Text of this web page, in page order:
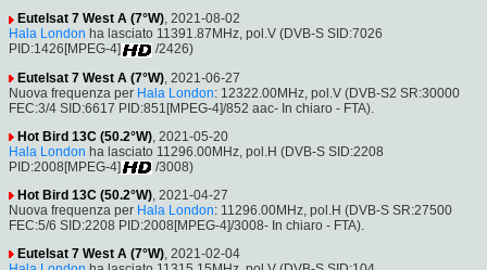
Eutelsat 7 West A (7°W), 2021-08-02
Hala London ha lasciato 11391.87MHz, pol.V (DVB-S SID:7026
PID:1426[MPEG-4]
/2426)
Eutelsat 7 West A (7°W) , 2021-06-27
Nuova frequenza per Hala London: 12322.00MHz, pol.V (DVB-S2 SR:30000
FEC:3/4 SID:6617 PID:851[MPEG-4]/852 aac- In chiaro - FTA).
Hot Bird 13C (50.2°W) , 2021-05-20
Hala London ha lasciato 11296.00MHz, pol.H (DVB-S SID:2208
PID:2008[MPEG-4]
/3008)
Hot Bird 13C (50.2°W), 2021-04-27
Nuova frequenza per Hala London: 11296.00MHz, pol.H (DVB-S SR:27500
FEC:5/6 SID:2208 PID:2008[MPEG-4]/3008- In chiaro - FTA).
Eutelsat 7 West A (7°W), 2021-02-04